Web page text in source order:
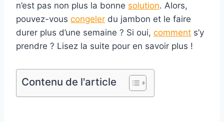
n’est pas non plus la bonne solution. Alors,
pouvez-vous congeler du jambon et le faire
durer plus d’une semaine ? Si oui, comment s’y
prendre ? Lisez la suite pour en savoir plus !
Contenu de l'article